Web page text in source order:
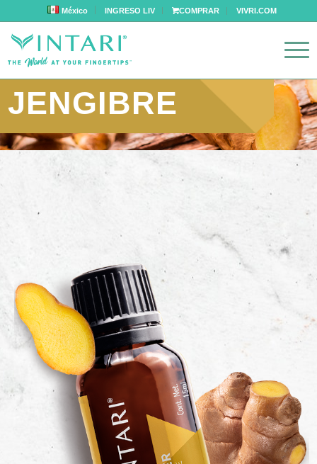
México INGRESO LIV COMPRAR VIVRI.COM
JENGIBRE